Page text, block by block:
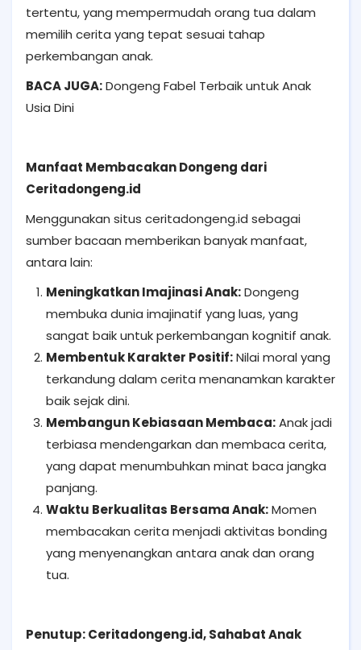
tertentu, yang mempermudah orang tua dalam
memilih cerita yang tepat sesuai tahap
perkembangan anak.
BACA JUGA:Dongeng Fabel Terbaik untuk Anak
Usia Dini
Manfaat Membacakan Dongeng dari
Ceritadongeng.id
Menggunakan situs ceritadongeng.id sebagai
sumber bacaan memberikan banyak manfaat,
antara lain:
Meningkatkan Imajinasi Anak:Dongeng
membuka dunia imajinatif yang luas, yang
sangat baik untuk perkembangan kognitif anak.
Membentuk Karakter Positif:Nilai moral yang
terkandung dalam cerita menanamkan karakter
baik sejak dini.
Membangun Kebiasaan Membaca:Anak jadi
terbiasa mendengarkan dan membaca cerita,
yang dapat menumbuhkan minat baca jangka
panjang.
Waktu Berkualitas Bersama Anak:Momen
membacakan cerita menjadi aktivitas bonding
yang menyenangkan antara anak dan orang
tua.
Penutup: Ceritadongeng.id, Sahabat Anak